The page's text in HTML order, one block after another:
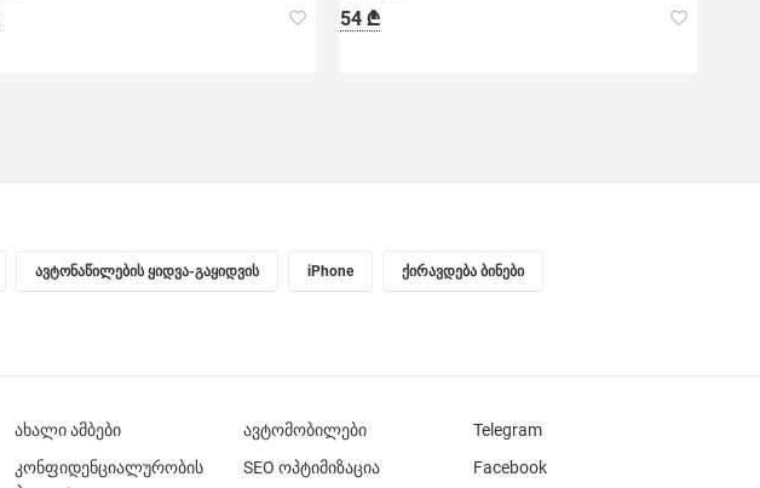
54 ₾
ავტონაწილების ყიდვა-გაყიდვის iPhone ქირავდება ბინები
ახალი ამბები
კონფიდენციალურობის
ავტომობილები
SEO ოპტიმიზაცია
Telegram
Facebook